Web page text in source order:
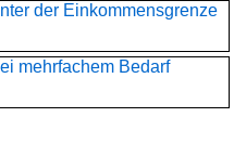
der Einkommensgrenze
mehrfachem Bedarf